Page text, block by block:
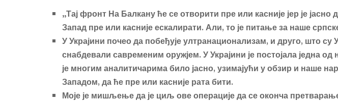
„Тај фронт На Балкану ће се отворити пре или касније јер је јасно
Запад пре или касније ескалирати. Али, то је питање за наше
У Украјини почео да побеђује ултранационализам, и друго, што су
снабдевали савременим оружјем. У Украјини је постојала једна од
је многим аналитичарима било јасно, узимајући у обзир и наше
Западом, да ће пре или касније рата бити.
Моје је мишљење да је циљ ове операције да се оконча